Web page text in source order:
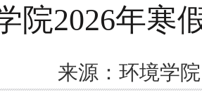
院2026年寒
来源：环境学院